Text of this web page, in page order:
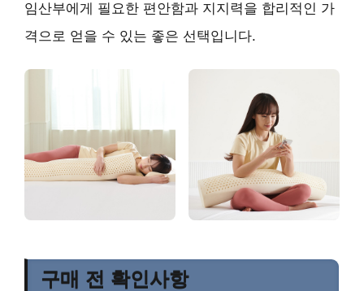
임산부에게 필요한 편안함과 지지력을 합리적인 가
격으로 얻을 수 있는 좋은 선택입니다.
구매 전 확인사항